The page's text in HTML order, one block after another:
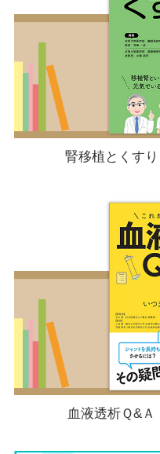
腎移植とくすり
血液透析Ｑ&Ａ